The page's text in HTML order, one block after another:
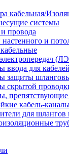
кабельная/
системы
провода
и
ввода для
защиты
скрытой
препятствующие
кабель-
для шлангов